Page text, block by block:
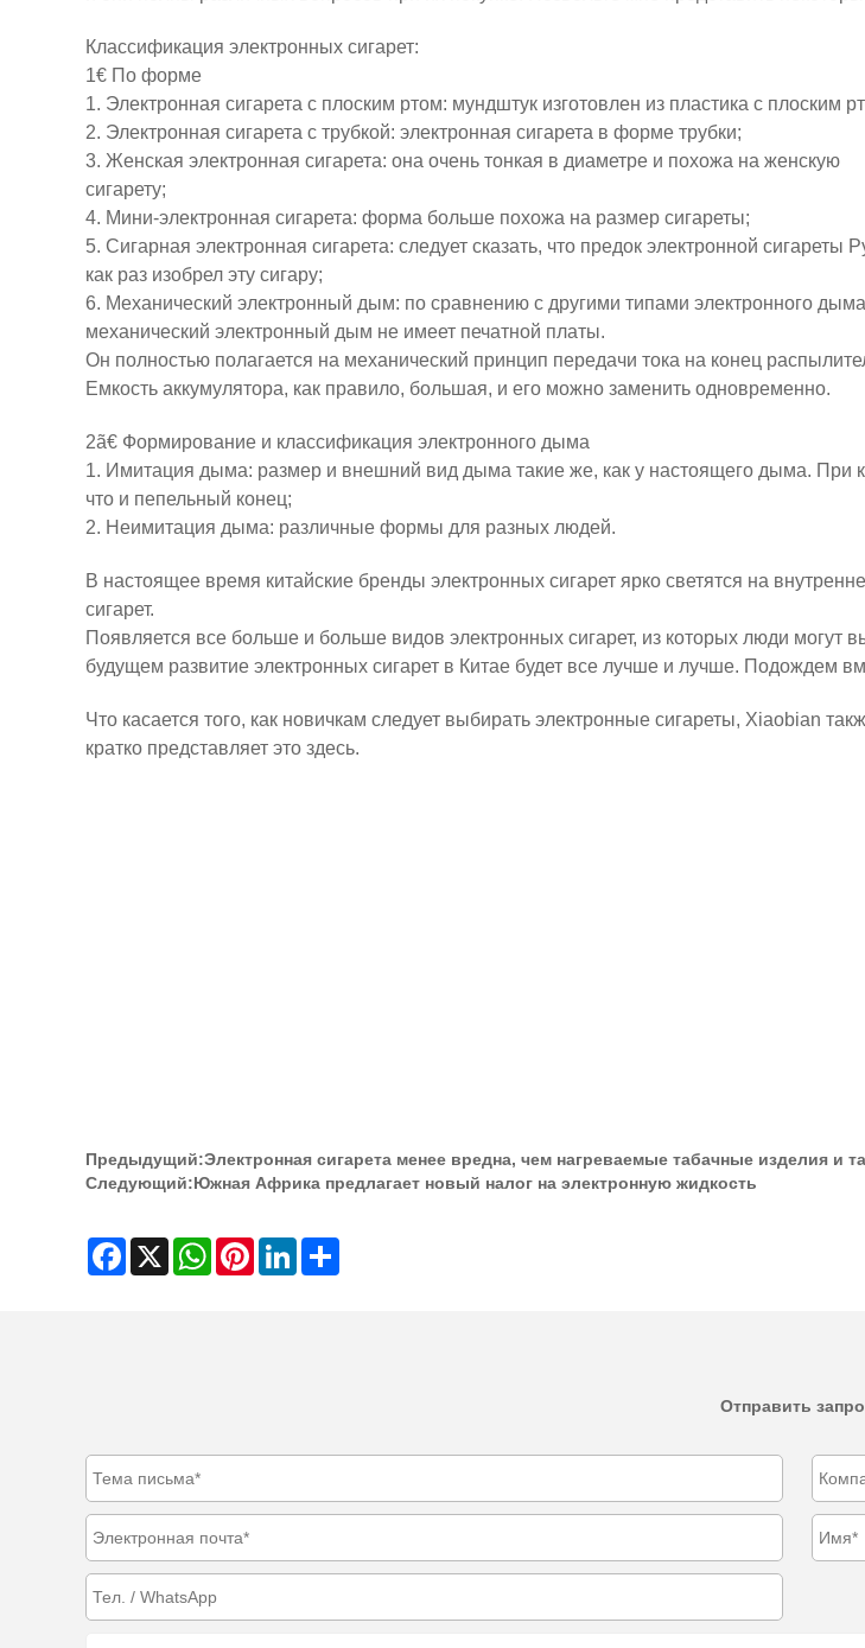
Классификация электронных сигарет:
1€ По форме
1. Электронная сигарета с плоским ртом: мундштук изготовлен из пластика с плоским
2. Электронная сигарета с трубкой: электронная сигарета в форме трубки;
3. Женская электронная сигарета: она очень тонкая в диаметре и похожа на женскую
сигарету;
4. Мини-электронная сигарета: форма больше похожа на размер сигареты;
5. Сигарная электронная сигарета: следует сказать, что предок электронной сигареты
как раз изобрел эту сигару;
6. Механический электронный дым: по сравнению с другими типами электронного
механический электронный дым не имеет печатной платы.
Он полностью полагается на механический принцип передачи тока на конец
Емкость аккумулятора, как правило, большая, и его можно заменить одновременно.
2ã€ Формирование и классификация электронного дыма
1. Имитация дыма: размер и внешний вид дыма такие же, как у настоящего дыма. При
что и пепельный конец;
2. Неимитация дыма: различные формы для разных людей.
В настоящее время китайские бренды электронных сигарет ярко светятся на
сигарет.
Появляется все больше и больше видов электронных сигарет, из которых люди могут
будущем развитие электронных сигарет в Китае будет все лучше и лучше. Подождем
Что касается того, как новичкам следует выбирать электронные сигареты, Xiaobian
кратко представляет это здесь.
Предыдущий:Электронная сигарета менее вредна, чем нагреваемые табачные изделия и
Следующий:Южная Африка предлагает новый налог на электронную жидкость
Facebook WhatsAppPinterestLinkedIn
Отправить